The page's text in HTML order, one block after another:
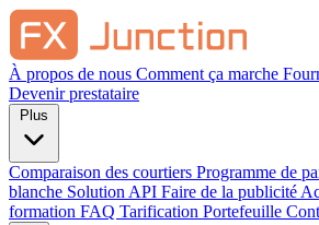
À propos de nous Comment ça marche
Devenir prestataire
Comparaison des courtiers Programme de
blanche Solution API Faire de la publicité
formation FAQ Tarification Portefeuille